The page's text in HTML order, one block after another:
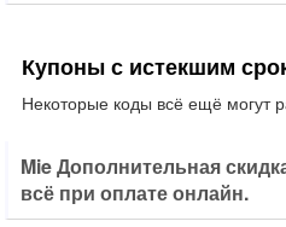
Купоны с истекшим
Некоторые коды всё ещё могут
Mie Дополнительная
всё при оплате онлайн.